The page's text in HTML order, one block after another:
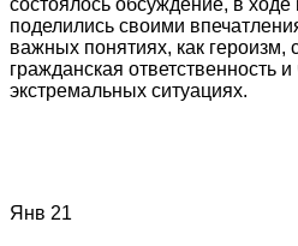
поделились своими
важных понятиях, как героизм,
гражданская ответственность и
экстремальных ситуациях.
Янв 21